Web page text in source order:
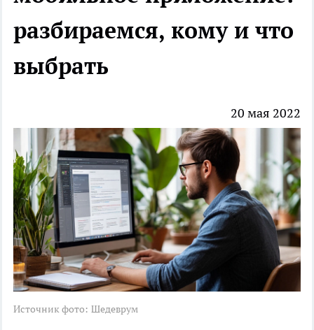
разбираемся, кому и что
выбрать
20 мая 2022
Источник фото: Шедеврум